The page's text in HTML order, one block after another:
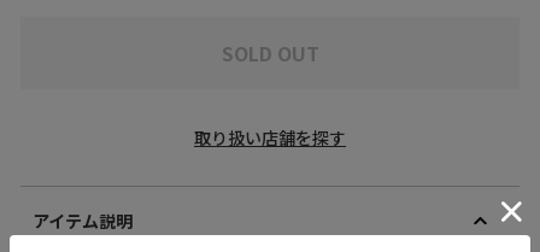
SOLD OUT
取り扱い店舗を探す
アイテム説明